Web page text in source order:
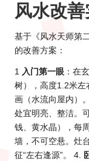
风水改
基于《风水天师第
的改善方案：
1 入门第一眼 ：在
树），高度1.2米左
画（水流向屋内）
处宜明亮、整洁。
钱、黄水晶），每
墙，不可空悬。灶
征“左右逢源”。 4.